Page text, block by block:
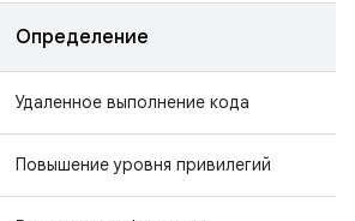
Определение
Удаленное выполнение кода
Повышение уровня привилегий